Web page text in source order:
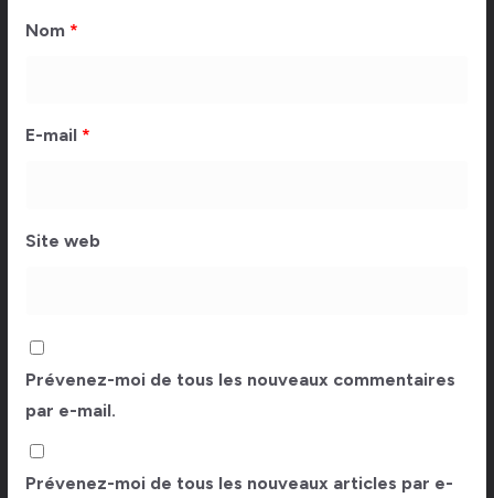
Nom *
E-mail *
Site web
Prévenez-moi de tous les nouveaux commentaires
par e-mail.
Prévenez-moi de tous les nouveaux articles par e-